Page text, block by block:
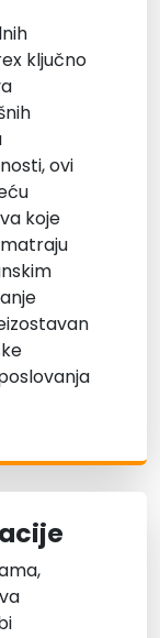
ključno
ovi
koje